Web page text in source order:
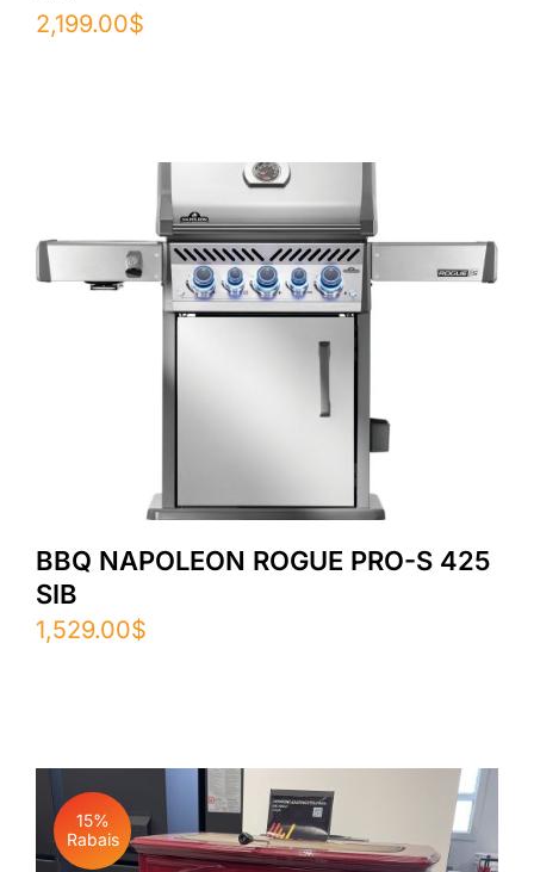
2,199.00$
BBQ NAPOLEON ROGUE PRO-S 425
SIB
1,529.00$
15%
Rabais